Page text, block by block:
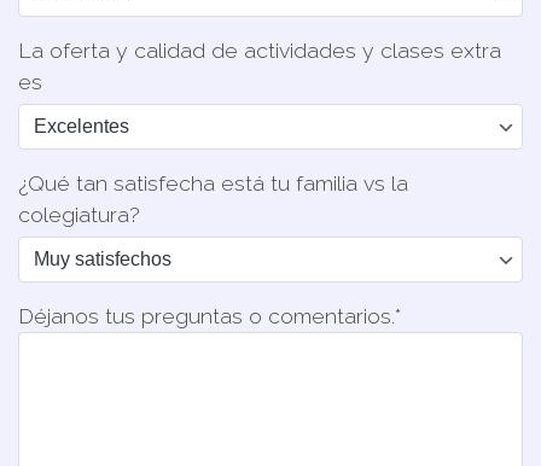
La oferta y calidad de actividades y clases extra
es
¿Qué tan satisfecha está tu familia vs la
colegiatura?
Déjanos tus preguntas o comentarios.*